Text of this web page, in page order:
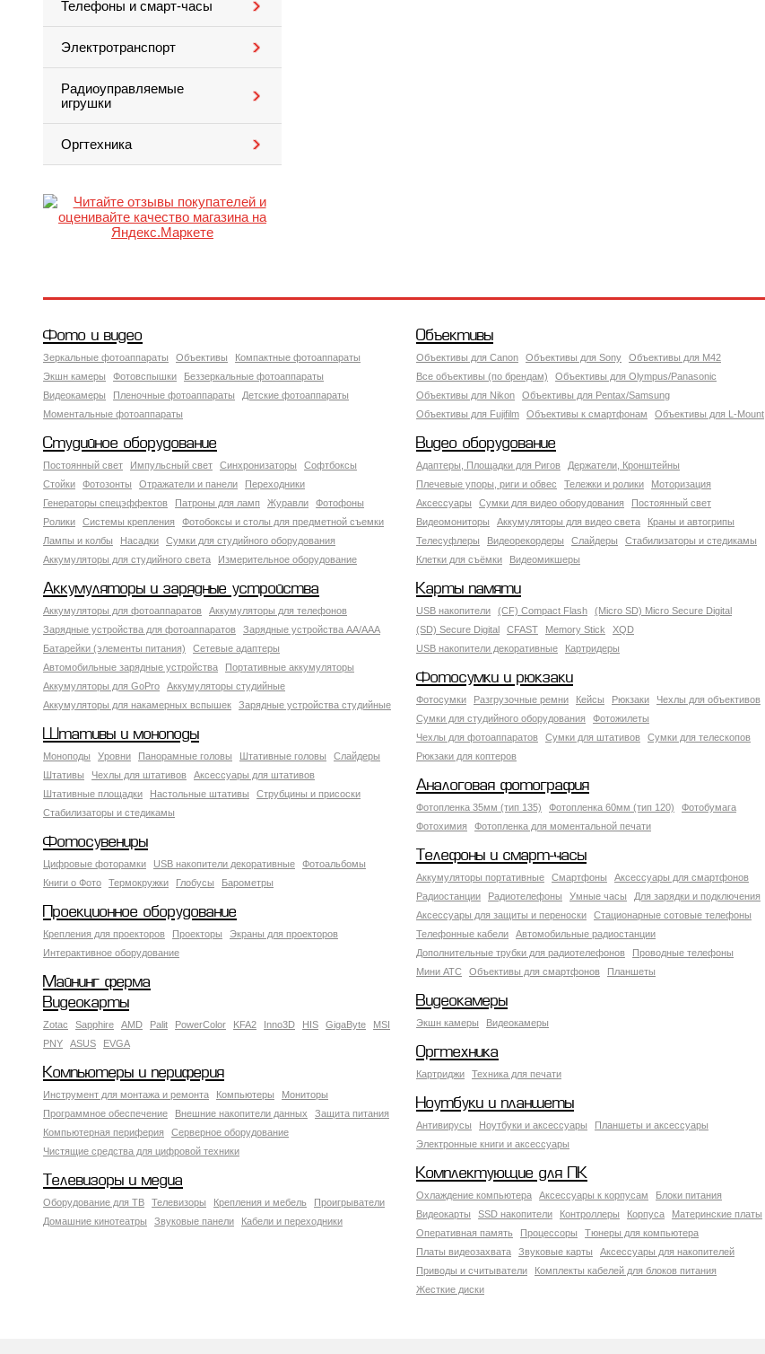
Телефоны и смарт-часы
Электротранспорт
Радиоуправляемые
игрушки
Оргтехника
Фото и видео
Зеркальные фотоаппараты Объективы
Компактные фотоаппараты
Экшн камеры
Фотовспышки
Беззеркальные фотоаппараты
Видеокамеры
Пленочные фотоаппараты
Детские фотоаппараты
Моментальные фотоаппараты
Объективы
Объективы для Canon Объективы для Sony
Объективы для M42
Все объективы (по брендам)
Объективы для Olympus/Panasonic
Объективы для Nikon
Объективы для Pentax/Samsung
Объективы для Fujifilm
Объективы к смартфонам Объективы для L-Mount
Студийное оборудование
Постоянный свет Импульсный свет Синхронизаторы
Софтбоксы
Стойки
Фотозонты Отражатели и панели
Переходники
Генераторы спецэффектов
Патроны для ламп Журавли
Фотофоны
Ролики
Системы крепления
Фотобоксы и столы для предметной съемки
Лампы и колбы
Насадки
Сумки для студийного оборудования
Аккумуляторы для студийного света
Измерительное оборудование
Видео оборудование
Адаптеры, Площадки для Ригов
Держатели, Кронштейны
Плечевые упоры, риги и обвес
Тележки и ролики
Моторизация
Аксессуары
Сумки для видео оборудования
Постоянный свет
Видеомониторы
Аккумуляторы для видео света
Краны и автогрипы
Телесуфлеры
Видеорекордеры Слайдеры
Стабилизаторы и стедикамы
Клетки для съёмки
Видеомикшеры
Аккумуляторы и зарядные устройства
Аккумуляторы для фотоаппаратов
Аккумуляторы для телефонов
Зарядные устройства для фотоаппаратов
Зарядные устройства AA/AAA
Батарейки (элементы питания)
Сетевые адаптеры
Автомобильные зарядные устройства
Портативные аккумуляторы
Аккумуляторы для GoPro
Аккумуляторы студийные
Аккумуляторы для накамерных вспышек
Зарядные устройства студийные
Карты памяти
USB накопители (CF) Compact Flash
(Micro SD) Micro Secure Digital
(SD) Secure Digital
CFAST Memory Stick
XQD
USB накопители декоративные
Картридеры
Фотосумки и рюкзаки
Фотосумки Разгрузочные ремни Кейсы Рюкзаки
Чехлы для объективов
Сумки для студийного оборудования
Фотожилеты
Чехлы для фотоаппаратов
Сумки для штативов
Сумки для телескопов
Рюкзаки для коптеров
Штативы и моноподы
Моноподы Уровни Панорамные головы Штативные головы
Слайдеры
Штативы
Чехлы для штативов
Аксессуары для штативов
Штативные площадки
Настольные штативы
Струбцины и присоски
Стабилизаторы и стедикамы
Аналоговая фотография
Фотопленка 35мм (тип 135) Фотопленка 60мм (тип 120)
Фотобумага
Фотохимия
Фотопленка для моментальной печати
Фотосувениры
Цифровые фоторамки USB накопители декоративные
Фотоальбомы
Книги о Фото
Термокружки Глобусы Барометры
Телефоны и смарт-часы
Аккумуляторы портативные Смартфоны
Аксессуары для смартфонов
Радиостанции
Радиотелефоны Умные часы
Для зарядки и подключения
Аксессуары для защиты и переноски
Стационарные сотовые телефоны
Телефонные кабели
Автомобильные радиостанции
Дополнительные трубки для радиотелефонов
Проводные телефоны
Мини АТС
Объективы для смартфонов Планшеты
Проекционное оборудование
Крепления для проекторов Проекторы
Экраны для проекторов
Интерактивное оборудование
Майнинг ферма
Видеокамеры
Экшн камеры Видеокамеры
Видеокарты
Zotac Sapphire AMD Palit PowerColor KFA2 Inno3D HIS GigaByte
MSI
PNY
ASUS EVGA
Оргтехника
Картриджи Техника для печати
Компьютеры и периферия
Инструмент для монтажа и ремонта Компьютеры
Мониторы
Программное обеспечение
Внешние накопители данных
Защита питания
Компьютерная периферия
Серверное оборудование
Чистящие средства для цифровой техники
Ноутбуки и планшеты
Антивирусы Ноутбуки и аксессуары
Планшеты и аксессуары
Электронные книги и аксессуары
Комплектующие для ПК
Охлаждение компьютера Аксессуары к корпусам
Блоки питания
Видеокарты
SSD накопители Контроллеры Корпуса
Материнские платы
Оперативная память
Процессоры
Тюнеры для компьютера
Платы видеозахвата
Звуковые карты
Аксессуары для накопителей
Приводы и считыватели
Комплекты кабелей для блоков питания
Жесткие диски
Телевизоры и медиа
Оборудование для ТВ Телевизоры Крепления и мебель
Проигрыватели
Домашние кинотеатры
Звуковые панели Кабели и переходники